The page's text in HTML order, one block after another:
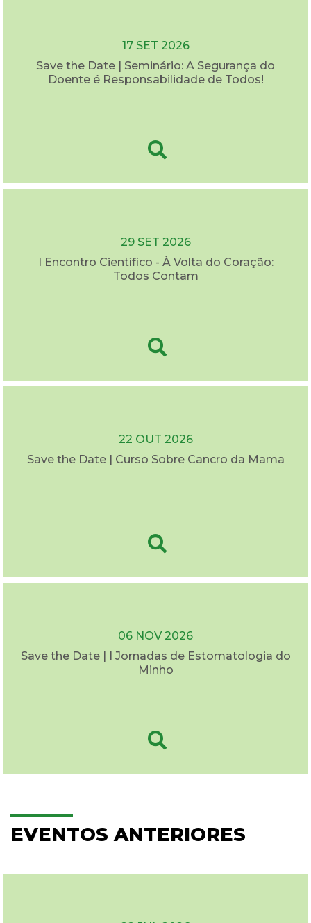
17 SET 2026
Save the Date | Seminário: A Segurança do
Doente é Responsabilidade de Todos!
29 SET 2026
I Encontro Científico - À Volta do Coração:
Todos Contam
22 OUT 2026
Save the Date | Curso Sobre Cancro da Mama
06 NOV 2026
Save the Date | I Jornadas de Estomatologia do
Minho
EVENTOS ANTERIORES